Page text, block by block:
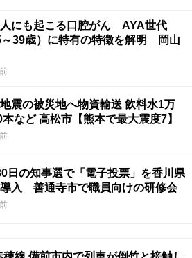
にも起こる口腔がん AYA世代
～39歳）に特有の特徴を解明 岡山
震の被災地へ物資輸送 飲料水1万
など 高松市【熊本で最大震度7】
日の知事選で「電子投票」を香川県
入 善通寺市で職員向けの研修会